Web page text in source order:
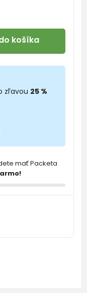
košíka
zľavou 25 %
mať Packeta